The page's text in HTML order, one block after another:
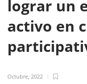
lograr un
activo en
Octubre, 2022